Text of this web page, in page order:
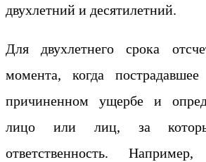
двухлетний и десятилетний.
Для двухлетнего срока
момента, когда
причиненном ущербе и
лицо или лиц, за
ответственность.